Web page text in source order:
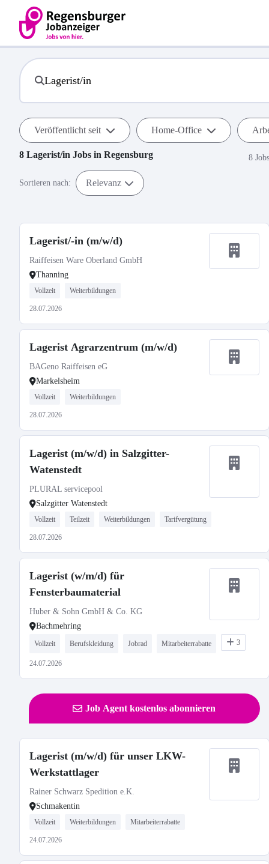
Veröffentlicht seit Home-Office
8 Lagerist/in Jobs in Regensburg 8 Jobs
Sortieren nach: Relevanz
Lagerist/-in (m/w/d)
Raiffeisen Ware Oberland GmbH
Thanning
Vollzeit Weiterbildungen
28.07.2026
Lagerist Agrarzentrum (m/w/d)
BAGeno Raiffeisen eG
Markelsheim
Vollzeit Weiterbildungen
28.07.2026
Lagerist (m/w/d) in Salzgitter-
Watenstedt
PLURAL servicepool
Salzgitter Watenstedt
Vollzeit Teilzeit Weiterbildungen Tarifvergütung
28.07.2026
Lagerist (w/m/d) für
Fensterbaumaterial
Huber & Sohn GmbH & Co. KG
Bachmehring
Vollzeit Berufskleidung Jobrad Mitarbeiterrabatte 3
24.07.2026
Job Agent kostenlos abonnieren
Lagerist (m/w/d) für unser LKW-
Werkstattlager
Rainer Schwarz Spedition e.K.
Schmakentin
Vollzeit Weiterbildungen Mitarbeiterrabatte
24.07.2026